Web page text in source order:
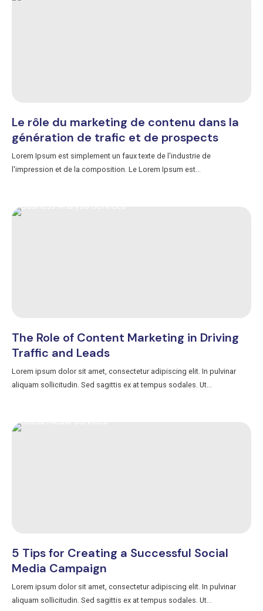
Le rôle du marketing de contenu dans la
génération de trafic et de prospects
Lorem Ipsum est simplement un faux texte de l'industrie de
l'impression et de la composition. Le Lorem Ipsum est...
The Role of Content Marketing in Driving
Traffic and Leads
Lorem ipsum dolor sit amet, consectetur adipiscing elit. In pulvinar
aliquam sollicitudin. Sed sagittis ex at tempus sodales. Ut...
5 Tips for Creating a Successful Social
Media Campaign
Lorem ipsum dolor sit amet, consectetur adipiscing elit. In pulvinar
aliquam sollicitudin. Sed sagittis ex at tempus sodales. Ut...